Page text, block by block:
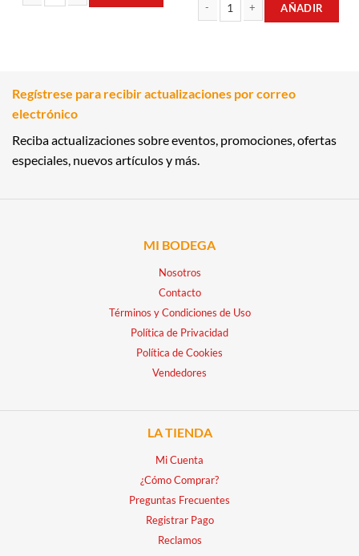
AZÚCAR REFINADA 1KG MONTALBAN cantidad AÑADIR
Regístrese para recibir actualizaciones por correo
electrónico
Reciba actualizaciones sobre eventos, promociones, ofertas
especiales, nuevos artículos y más.
MI BODEGA
Nosotros
Contacto
Términos y Condiciones de Uso
Política de Privacidad
Política de Cookies
Vendedores
LA TIENDA
Mi Cuenta
¿Cómo Comprar?
Preguntas Frecuentes
Registrar Pago
Reclamos